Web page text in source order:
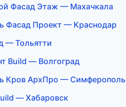
Фасад Этаж — Махачкала
Фасад Проект — Краснодар
— Тольятти
Build — Волгоград
Кров АрхПро — Симферополь
— Хабаровск